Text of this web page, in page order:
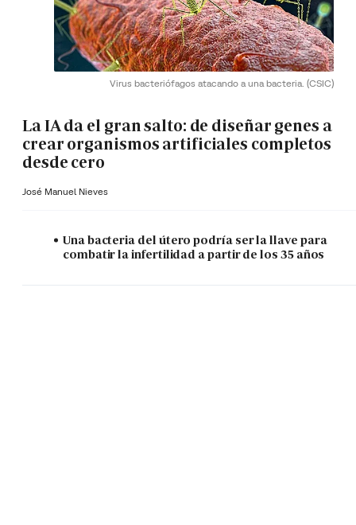
Virus bacteriófagos atacando a una bacteria. (CSIC)
La IA da el gran salto: de diseñar genes a
crear organismos artificiales completos
desde cero
José Manuel Nieves
Una bacteria del útero podría ser la llave para
combatir la infertilidad a partir de los 35 años